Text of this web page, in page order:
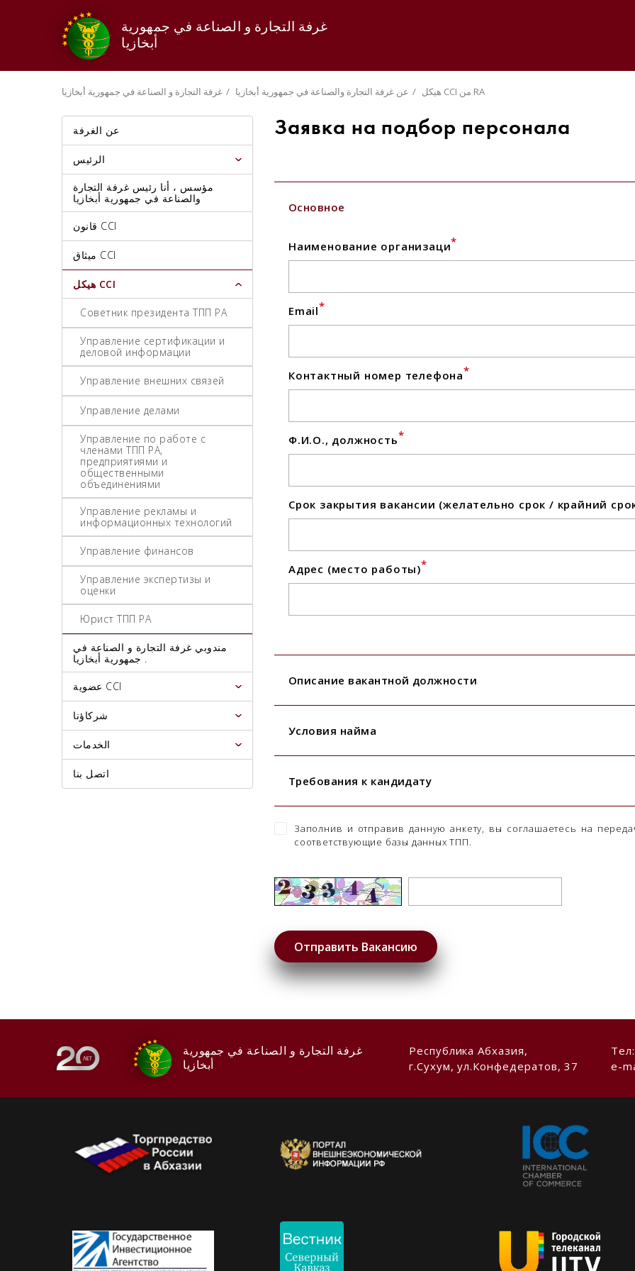
غرفة التجارة و الصناعة في جمهورية
أبخازيا
غرفة التجارة و الصناعة في جمهورية أبخازيا عن غرفة التجارة والصناعة في جمهورية أبخازيا هيكل CCI من RA
عن الغرفة
الرئيس
مؤسس ، أنا رئيس غرفة التجارة
والصناعة في جمهورية أبخازيا
قانون CCI
ميثاق CCI
هيكل CCI
Советник президента ТПП РА
Управление сертификации и
деловой информации
Управление внешних связей
Управление делами
Управление по работе с
членами ТПП РА,
предприятиями и
общественными
объединениями
Управление рекламы и
информационных технологий
Управление финансов
Управление экспертизы и
оценки
Юрист ТПП РА
مندوبي غرفة التجارة و الصناعة في
جمهورية أبخازيا .
عضوية CCI
شركاؤنا
الخدمات
اتصل بنا
Заявка на подбор персонала
Основное
Наименование организаци*
Email*
Контактный номер телефона*
Ф.И.О., должность*
Срок закрытия вакансии (желательно срок / крайний
Адрес (место работы)*
Описание вакантной должности
Условия найма
Требования к кандидату
Заполнив и отправив данную анкету, вы соглашаетесь на
соответствующие базы данных ТПП.
غرفة التجارة و الصناعة في جمهورية
أبخازيا
Республика Абхазия,
г.Сухум, ул.Конфедератов, 37
e-